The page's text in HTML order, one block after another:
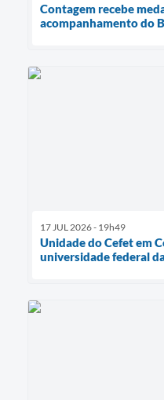
Contagem recebe
acompanhamento do
17 JUL 2026 - 19h49
Unidade do Cefet em
universidade federal